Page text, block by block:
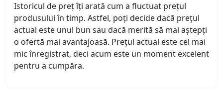
Istoricul de preț îți arată cum a fluctuat prețul
produsului în timp. Astfel, poți decide dacă prețul
actual este unul bun sau dacă merită să mai aștepți
o ofertă mai avantajoasă. Prețul actual este cel mai
mic înregistrat, deci acum este un moment excelent
pentru a cumpăra.